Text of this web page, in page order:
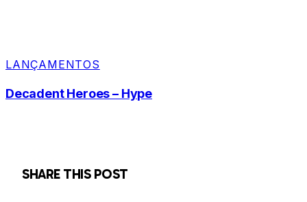
LANÇAMENTOS
Decadent Heroes – Hype
SHARE THIS POST